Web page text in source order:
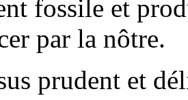
fossile et
par la nôtre.
prudent et